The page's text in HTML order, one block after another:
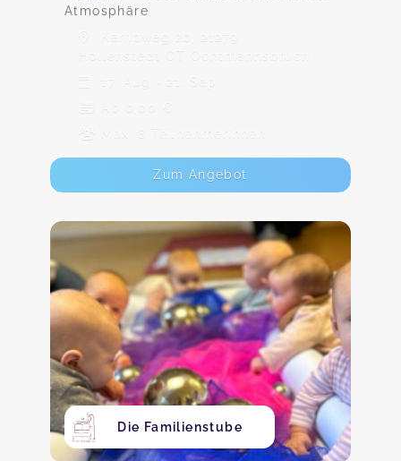
Atmosphäre
Kampweg 2b, 21279
Hollenstedt OT Ochtmannsbruch
17. Aug - 21. Sep
Ab 0,00 €
Max. 8 TeilnehmerInnen
Zum Angebot
Die Familienstube